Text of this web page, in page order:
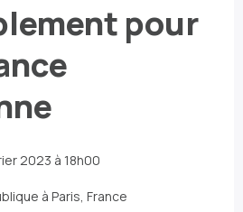
pour
2023 à 18h00
à Paris, France